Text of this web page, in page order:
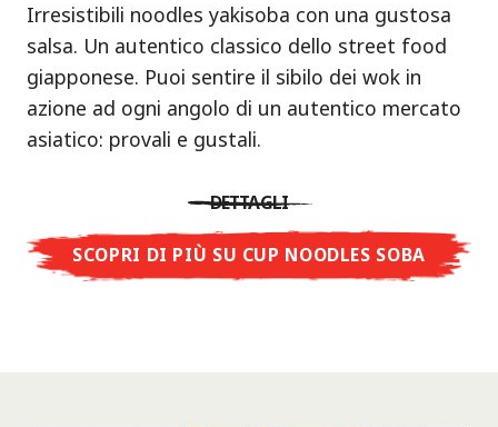
Irresistibili noodles yakisoba con una gustosa
salsa. Un autentico classico dello street food
giapponese. Puoi sentire il sibilo dei wok in
azione ad ogni angolo di un autentico mercato
asiatico: provali e gustali.
DETTAGLI
SCOPRI DI PIÙ SU CUP NOODLES SOBA